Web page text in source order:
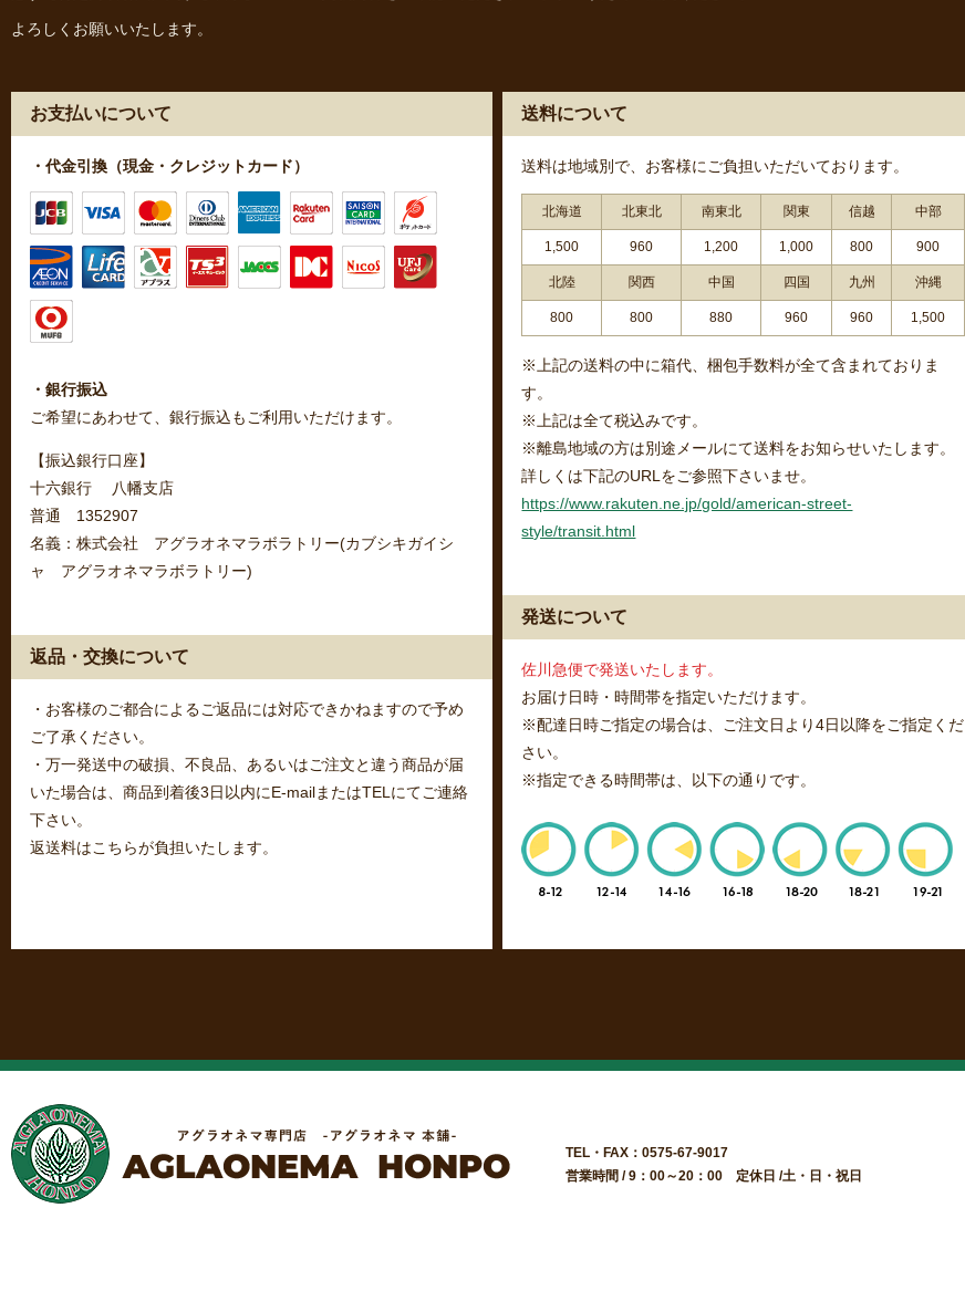
よろしくお願いいたします。
お支払いについて
・代金引換（現金・クレジットカード）
・銀行振込
ご希望にあわせて、銀行振込もご利用いただけます。
【振込銀行口座】
十六銀行 八幡支店
普通 1352907
名義：株式会社 アグラオネマラボラトリー(カブシキガイシ
ャ アグラオネマラボラトリー)
返品・交換について
・お客様のご都合によるご返品には対応できかねますので予め
ご了承ください。
・万一発送中の破損、不良品、あるいはご注文と違う商品が届
いた場合は、商品到着後3日以内にE-mailまたはTELにてご連絡
下さい。
返送料はこちらが負担いたします。
送料について
送料は地域別で、お客様にご負担いただいております。
北海道 北東北 南東北 関東 信越 中部
1,500 960 1,200 1,000 800 900
北陸 関西 中国 四国 九州 沖縄
800 800 880 960 960 1,500
※上記の送料の中に箱代、梱包手数料が全て含まれておりま
す。
※上記は全て税込みです。
※離島地域の方は別途メールにて送料をお知らせいたします。
詳しくは下記のURLをご参照下さいませ。
https://www.rakuten.ne.jp/gold/american-street-
style/transit.html
発送について
佐川急便で発送いたします。
お届け日時・時間帯を指定いただけます。
※配達日時ご指定の場合は、ご注文日より4日以降をご指定くだ
さい。
※指定できる時間帯は、以下の通りです。
TEL・FAX：0575-67-9017
営業時間 / 9：00～20：00 定休日 /土・日・祝日